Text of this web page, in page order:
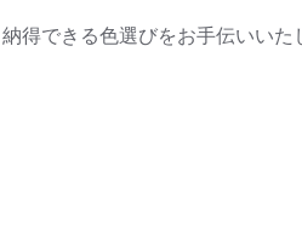
得できる色選びをお手伝いいた